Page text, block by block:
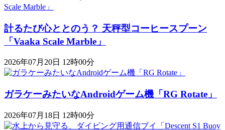
計るたび心ととのう？ 天秤型コーヒースプーン
「Vaaka Scale Marble」
2026年07月20日 12時00分
ガラケーみたいなAndroidゲーム機「RG Rotate」
2026年07月18日 12時00分